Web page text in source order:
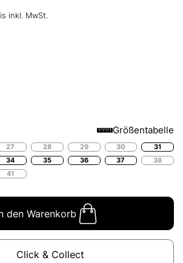
inkl. MwSt.
Größentabelle
27 28 29 30
31
34 35 36 37
38
41
den Warenkorb
Click & Collect